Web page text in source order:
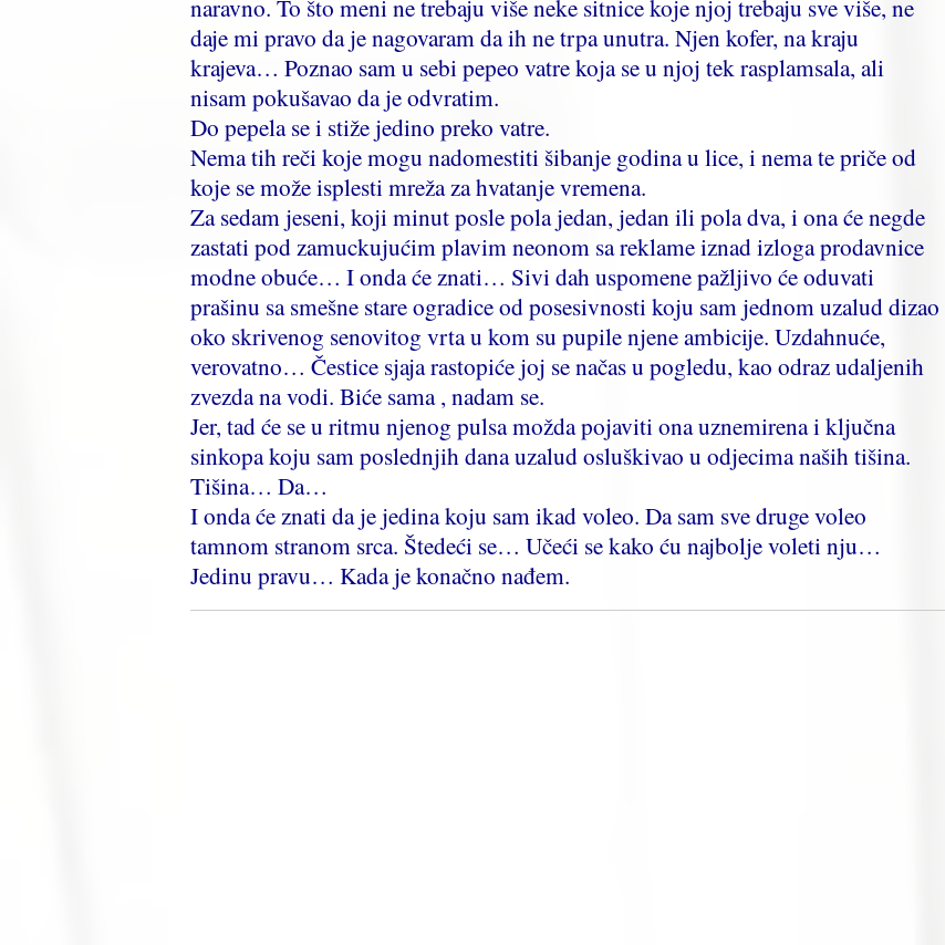
naravno. To što meni ne trebaju više neke sitnice koje njoj trebaju sve više, ne
daje mi pravo da je nagovaram da ih ne trpa unutra. Njen kofer, na kraju
krajeva… Poznao sam u sebi pepeo vatre koja se u njoj tek rasplamsala, ali
nisam pokušavao da je odvratim.
Do pepela se i stiže jedino preko vatre.
Nema tih reči koje mogu nadomestiti šibanje godina u lice, i nema te priče od
koje se može isplesti mreža za hvatanje vremena.
Za sedam jeseni, koji minut posle pola jedan, jedan ili pola dva, i ona će negde
zastati pod zamuckujućim plavim neonom sa reklame iznad izloga prodavnice
modne obuće… I onda će znati… Sivi dah uspomene pažljivo će oduvati
prašinu sa smešne stare ogradice od posesivnosti koju sam jednom uzalud dizao
oko skrivenog senovitog vrta u kom su pupile njene ambicije. Uzdahnuće,
verovatno… Čestice sjaja rastopiće joj se načas u pogledu, kao odraz udaljenih
zvezda na vodi. Biće sama , nadam se.
Jer, tad će se u ritmu njenog pulsa možda pojaviti ona uznemirena i ključna
sinkopa koju sam poslednjih dana uzalud osluškivao u odjecima naših tišina.
Tišina… Da…
I onda će znati da je jedina koju sam ikad voleo. Da sam sve druge voleo
tamnom stranom srca. Štedeći se… Učeći se kako ću najbolje voleti nju…
Jedinu pravu… Kada je konačno nađem.